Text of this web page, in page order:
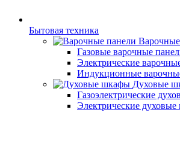
Бытовая техника
Газовые варочные
Электрические
Индукционные
Духовые
Газоэлектрические
Электрические